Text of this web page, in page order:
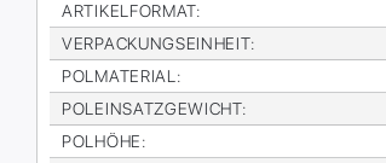
AR­TI­KEL­FOR­MAT:
VER­PA­CKUNGS­EIN­HEIT:
POL­MA­TE­RI­AL:
POL­EIN­SATZ­GE­WICHT:
POL­HÖ­HE: